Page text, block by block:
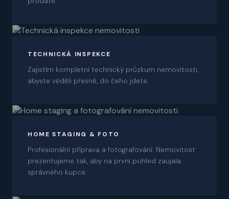
TECHNICKÁ INSPEKCE
Zajistím kompletní technický průzkum nemovitosti,
abyste věděli přesně, do čeho jdete.
HOME STAGING & FOTO
Profesionální příprava a fotografování. Nemovitost
prezentujeme tak, aby na první pohled zaujala
správného kupce.